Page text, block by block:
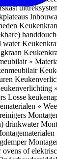
water
»
Losse
»
drinkwater
ovens of